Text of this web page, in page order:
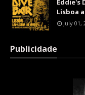
Eddie's
Lisboa
July 01,
Publicidade